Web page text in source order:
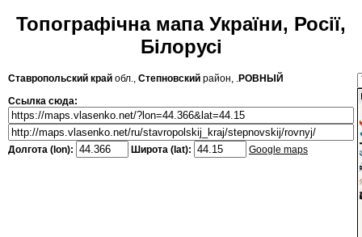
Топографічна мапа України, Росії,
Білорусі
Ставропольский край обл., Степновский район, .РОВНЫЙ
Ссылка сюда:
Долгота (lon): Широта (lat): Google maps